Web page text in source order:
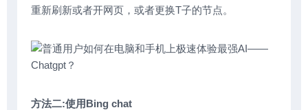
重新刷新或者开网页，或者更换T子的节点。
方法二:使用Bing chat